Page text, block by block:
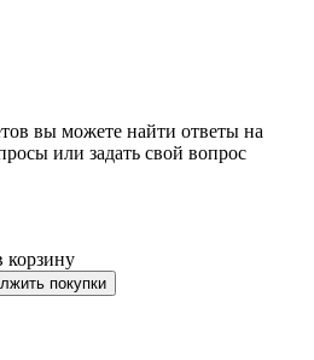
вы можете найти ответы на
или задать свой вопрос
корзину
покупки